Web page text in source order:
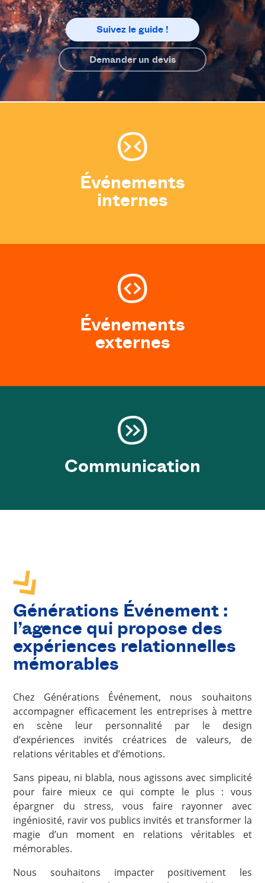
Suivez le guide !
Demander un devis
Événements
internes
Événements
externes
Communication
Générations Événement :
l’agence qui propose des
expériences relationnelles
mémorables
Chez Générations Événement, nous souhaitons
accompagner efficacement les entreprises à mettre
en scène leur personnalité par le design
d’expériences invités créatrices de valeurs, de
relations véritables et d’émotions.
Sans pipeau, ni blabla, nous agissons avec simplicité
pour faire mieux ce qui compte le plus : vous
épargner du stress, vous faire rayonner avec
ingéniosité, ravir vos publics invités et transformer la
magie d’un moment en relations véritables et
mémorables.
Nous souhaitons impacter positivement les